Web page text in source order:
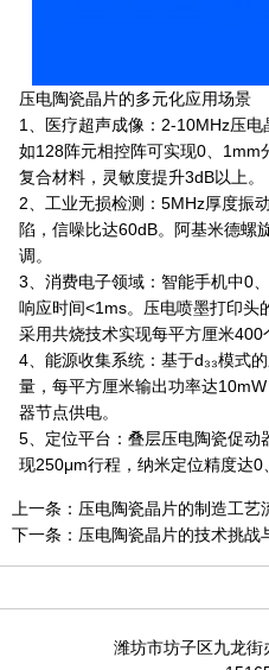
压电陶瓷晶片的多元化应用场景
1、医疗超声成像：2-10MHz压电
如128阵元相控阵可实现0、1mm
复合材料，灵敏度提升3dB以上。
2、工业无损检测：5MHz厚度振
陷，信噪比达60dB。阿基米德螺
调。
3、消费电子领域：智能手机中0
响应时间<1ms。压电喷墨打印头
采用共烧技术实现每平方厘米400
4、能源收集系统：基于d₃₃模式
量，每平方厘米输出功率达
器节点供电。
5、定位平台：叠层压电陶瓷促
现250μm行程，纳米定位精度达0
上一条： 压电陶瓷晶片的制造工艺
下一条： 压电陶瓷晶片的技术挑战
潍坊市坊子区九龙